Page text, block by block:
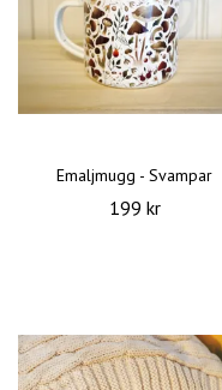
Emaljmugg - Svampar
199 kr